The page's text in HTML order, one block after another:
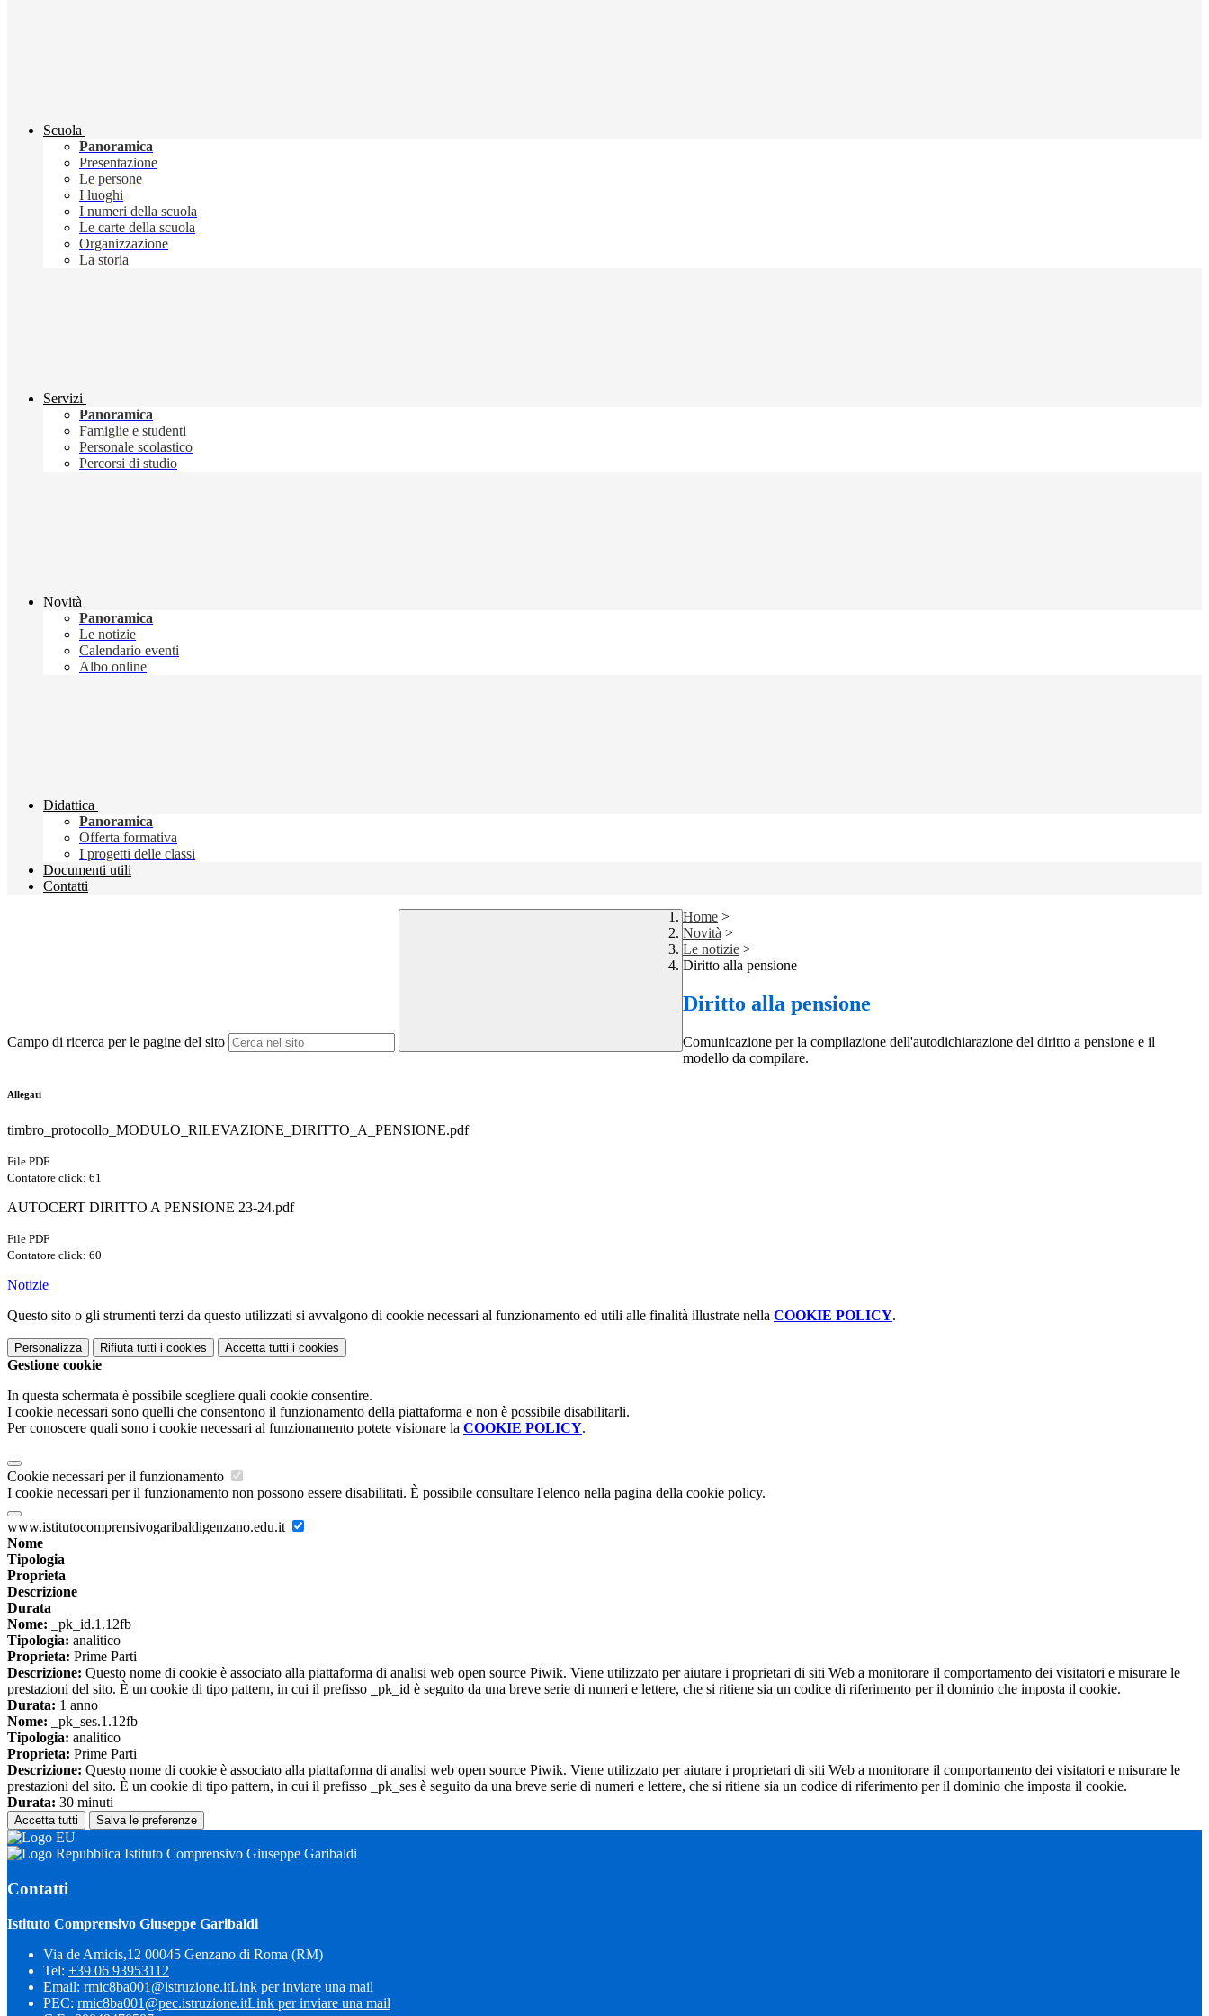
Scuola
Panoramica
Presentazione
Le persone
I luoghi
I numeri della scuola
Le carte della scuola
Organizzazione
La storia
Servizi
Panoramica
Famiglie e studenti
Personale scolastico
Percorsi di studio
Novità
Panoramica
Le notizie
Calendario eventi
Albo online
Didattica
Panoramica
Offerta formativa
I progetti delle classi
Documenti utili
Contatti
Campo di ricerca per le pagine del sito
Home >
Novità >
Le notizie >
Diritto alla pensione
Diritto alla pensione
Comunicazione per la compilazione dell'autodichiarazione del diritto a pensione e il
modello da compilare.
Allegati
timbro_protocollo_MODULO_RILEVAZIONE_DIRITTO_A_PENSIONE.pdf
File PDF
Contatore click: 61
AUTOCERT DIRITTO A PENSIONE 23-24.pdf
File PDF
Contatore click: 60
Notizie
Questo sito o gli strumenti terzi da questo utilizzati si avvalgono di cookie necessari al funzionamento ed utili alle finalità illustrate nella COOKIE POLICY.
Personalizza Rifiuta tutti i cookies Accetta tutti i cookies
Gestione cookie
In questa schermata è possibile scegliere quali cookie consentire.
I cookie necessari sono quelli che consentono il funzionamento della piattaforma e non è possibile disabilitarli.
Per conoscere quali sono i cookie necessari al funzionamento potete visionare la COOKIE POLICY.
Cookie necessari per il funzionamento
I cookie necessari per il funzionamento non possono essere disabilitati. È possibile consultare l'elenco nella pagina della cookie policy.
www.istitutocomprensivogaribaldigenzano.edu.it
Nome
Tipologia
Proprieta
Descrizione
Durata
Nome: _pk_id.1.12fb
Tipologia: analitico
Proprieta: Prime Parti
Descrizione: Questo nome di cookie è associato alla piattaforma di analisi web open source Piwik. Viene utilizzato per aiutare i proprietari di siti Web a monitorare il comportamento dei visitatori e misurare le
prestazioni del sito. È un cookie di tipo pattern, in cui il prefisso _pk_id è seguito da una breve serie di numeri e lettere, che si ritiene sia un codice di riferimento per il dominio che imposta il cookie.
Durata: 1 anno
Nome: _pk_ses.1.12fb
Tipologia: analitico
Proprieta: Prime Parti
Descrizione: Questo nome di cookie è associato alla piattaforma di analisi web open source Piwik. Viene utilizzato per aiutare i proprietari di siti Web a monitorare il comportamento dei visitatori e misurare le
prestazioni del sito. È un cookie di tipo pattern, in cui il prefisso _pk_ses è seguito da una breve serie di numeri e lettere, che si ritiene sia un codice di riferimento per il dominio che imposta il cookie.
Durata: 30 minuti
Accetta tutti Salva le preferenze
Istituto Comprensivo Giuseppe Garibaldi
Contatti
Istituto Comprensivo Giuseppe Garibaldi
Via de Amicis,12 00045 Genzano di Roma (RM)
Tel: +39 06 93953112
Email: rmic8ba001@istruzione.itLink per inviare una mail
PEC: rmic8ba001@pec.istruzione.itLink per inviare una mail